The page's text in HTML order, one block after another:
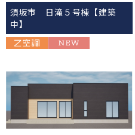
須坂市 日滝５号棟【建築
中】